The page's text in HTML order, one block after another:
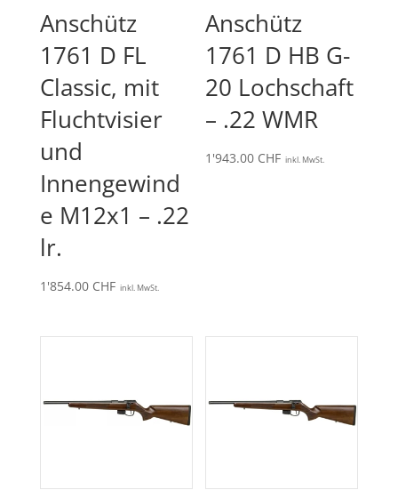
Anschütz
1761 D FL
Classic, mit
Fluchtvisier
und
Innengewind
e M12x1 – .22
lr.
1'854.00 CHF inkl. MwSt.
Anschütz
1761 D HB G-
20 Lochschaft
– .22 WMR
1'943.00 CHF inkl. MwSt.